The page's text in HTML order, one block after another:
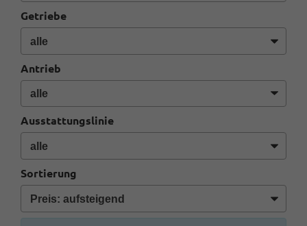
Getriebe
Antrieb
Ausstattungslinie
Sortierung